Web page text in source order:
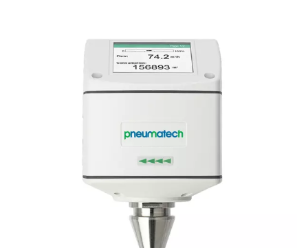
Hij is ontworpen voor eenvoudige montage onder druk en
geïnstalleerd zonder uitvaltijd van het systeem, wat zorgt
en handige installatie in elke pijpleiding.
Veelzijdig en verstelbaar
De Flow Check Universal is compatibel met verschillende
en heeft instelbare instellingen. Hij past zich naadloos aan
systeembehoeften aan voor een efficiënte integratie.